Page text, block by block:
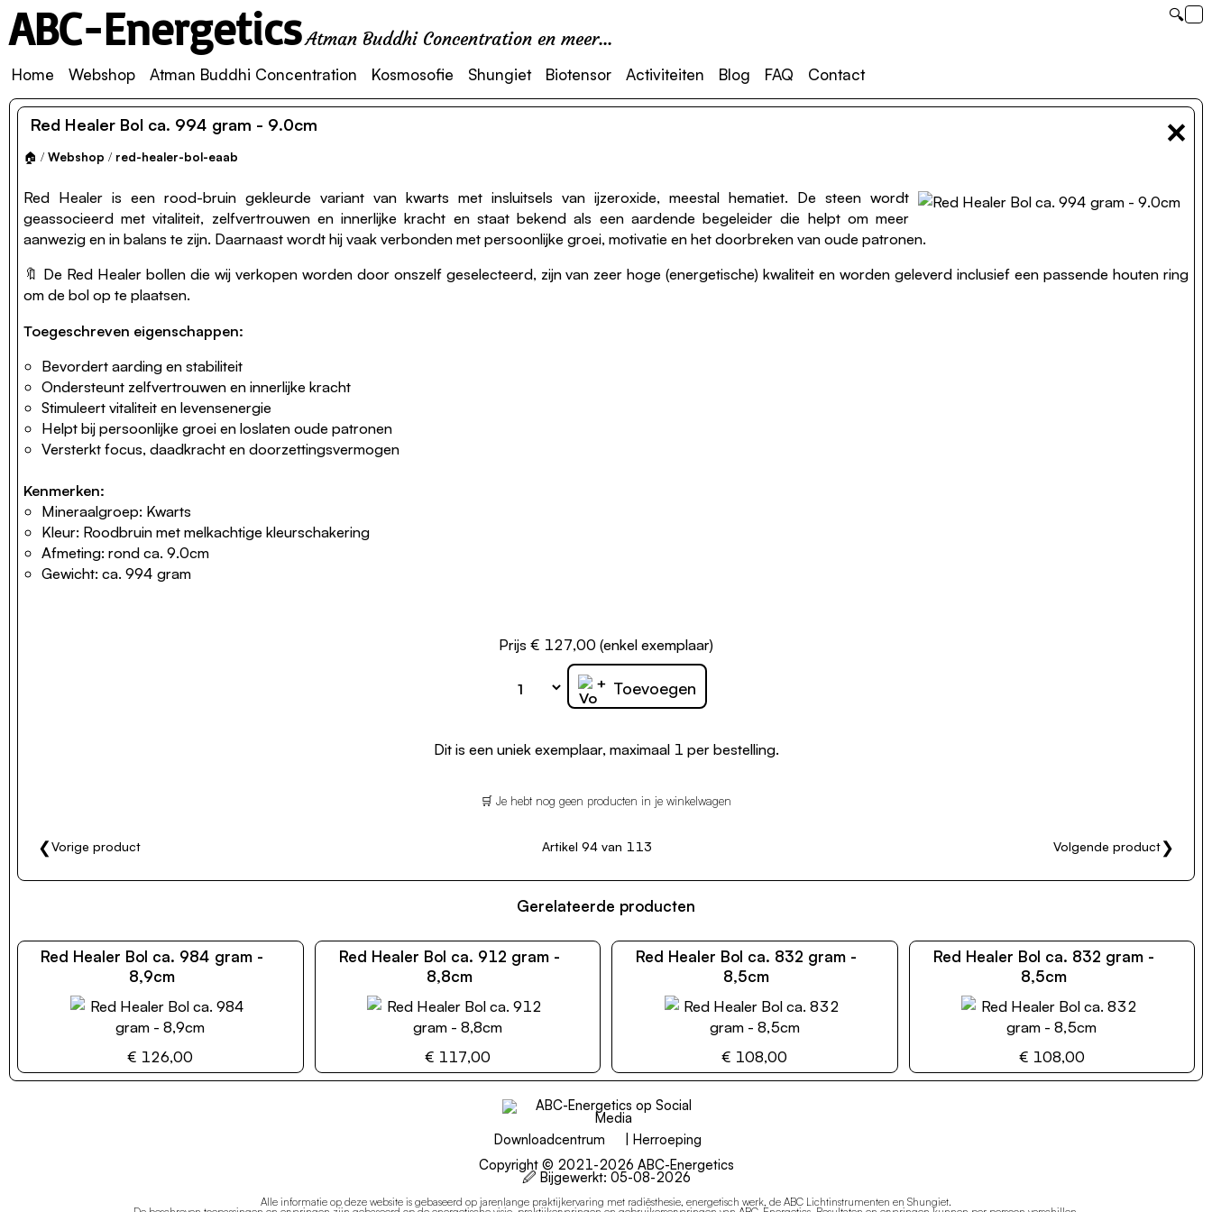
🔍
ABC-EnergeticsAtman Buddhi Concentration en meer...
Home Webshop Atman Buddhi Concentration Kosmosofie Shungiet Biotensor Activiteiten Blog FAQ Contact
×
Red Healer Bol ca. 994 gram - 9.0cm
🏠 / Webshop / red-healer-bol-eaab
Red Healer is een rood-bruin gekleurde variant van kwarts met insluitsels van ijzeroxide, meestal hematiet. De steen wordt
geassocieerd met vitaliteit, zelfvertrouwen en innerlijke kracht en staat bekend als een aardende begeleider die helpt om meer
aanwezig en in balans te zijn. Daarnaast wordt hij vaak verbonden met persoonlijke groei, motivatie en het doorbreken van oude patronen.
🔖 De Red Healer bollen die wij verkopen worden door onszelf geselecteerd, zijn van zeer hoge (energetische) kwaliteit en worden geleverd inclusief een passende houten ring
om de bol op te plaatsen.
Toegeschreven eigenschappen:
Bevordert aarding en stabiliteit
Ondersteunt zelfvertrouwen en innerlijke kracht
Stimuleert vitaliteit en levensenergie
Helpt bij persoonlijke groei en loslaten oude patronen
Versterkt focus, daadkracht en doorzettingsvermogen
Kenmerken:
Mineraalgroep: Kwarts
Kleur: Roodbruin met melkachtige kleurschakering
Afmeting: rond ca. 9.0cm
Gewicht: ca. 994 gram
Prijs € 127,00 (enkel exemplaar)
+ Toevoegen
Dit is een uniek exemplaar, maximaal 1 per bestelling.
🛒 Je hebt nog geen producten in je winkelwagen
❮Vorige product Artikel 94 van 113 Volgende product❯
Gerelateerde producten
Red Healer Bol ca. 984 gram -
8,9cm
€ 126,00
Red Healer Bol ca. 912 gram -
8,8cm
€ 117,00
Red Healer Bol ca. 832 gram -
8,5cm
€ 108,00
Red Healer Bol ca. 832 gram -
8,5cm
€ 108,00
Downloadcentrum
Herroeping
Copyright © 2021-2026 ABC-Energetics
🖉 Bijgewerkt: 05-08-2026
Alle informatie op deze website is gebaseerd op jarenlange praktijkervaring met radiësthesie, energetisch werk, de ABC Lichtinstrumenten en Shungiet.